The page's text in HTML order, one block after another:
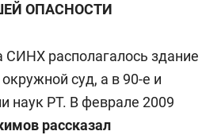
ОПАСНОСТИ
располагалось здание
суд, а в 90-е и
наук РТ. В феврале 2009
рассказал